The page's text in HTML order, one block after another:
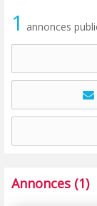
1 annonces
Annonces (1)